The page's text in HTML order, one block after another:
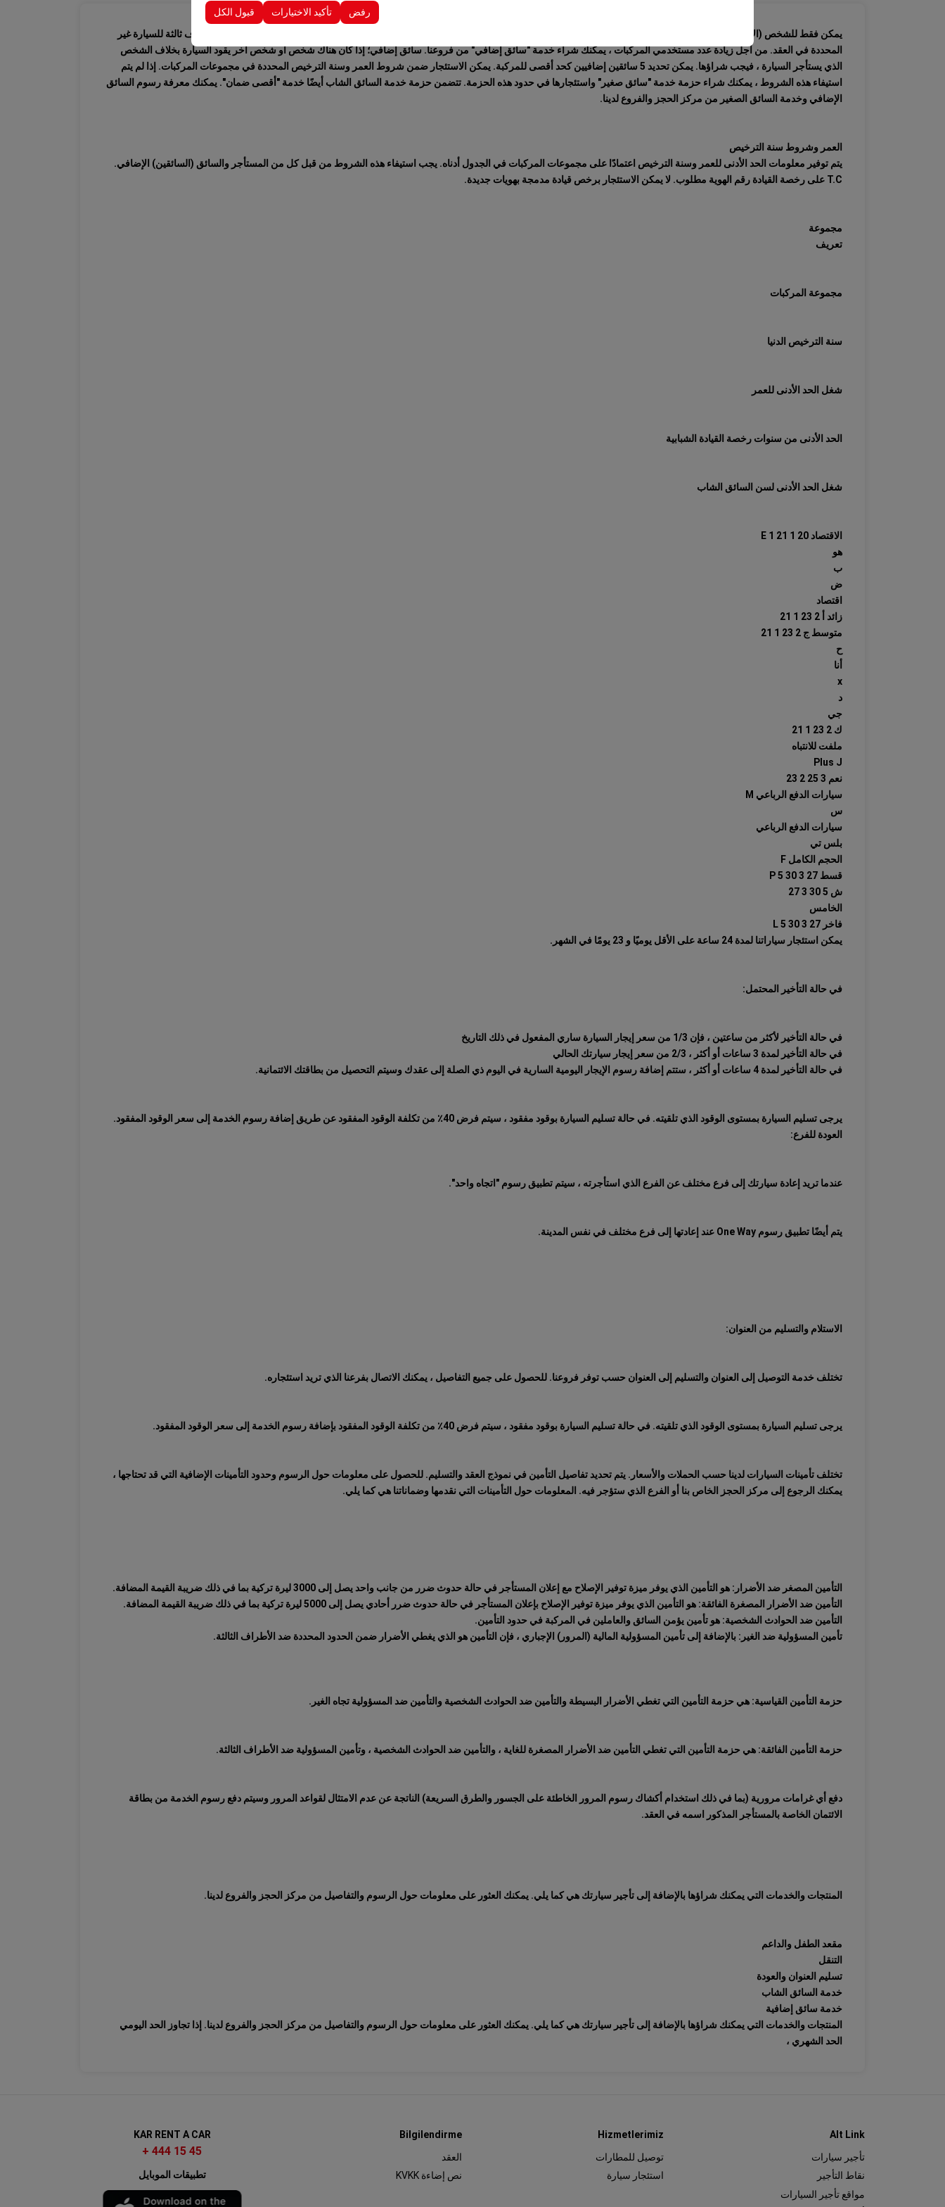
رفض تأكيد الاختيارات قبول الكل
يمكن فقط للشخص (الأشخاص) المحددين في نموذج العقد والتسليم استخدام السيارة التي استأجرتها. لا يوجد ضمان ضد الأضرار التي قد تحدث في حالة استخدام أطراف ثالثة للسيارة غير
المحددة في العقد. من أجل زيادة عدد مستخدمي المركبات ، يمكنك شراء خدمة "سائق إضافي" من فروعنا. سائق إضافي؛ إذا كان هناك شخص أو شخص آخر يقود السيارة بخلاف الشخص
الذي يستأجر السيارة ، فيجب شراؤها. يمكن تحديد 5 سائقين إضافيين كحد أقصى للمركبة. يمكن الاستئجار ضمن شروط العمر وسنة الترخيص المحددة في مجموعات المركبات. إذا لم يتم
استيفاء هذه الشروط ، يمكنك شراء حزمة خدمة "سائق صغير" واستئجارها في حدود هذه الحزمة. تتضمن حزمة خدمة السائق الشاب أيضًا خدمة "أقصى ضمان". يمكنك معرفة رسوم السائق
الإضافي وخدمة السائق الصغير من مركز الحجز والفروع لدينا.
العمر وشروط سنة الترخيص
يتم توفير معلومات الحد الأدنى للعمر وسنة الترخيص اعتمادًا على مجموعات المركبات في الجدول أدناه. يجب استيفاء هذه الشروط من قبل كل من المستأجر والسائق (السائقين) الإضافي.
T.C على رخصة القيادة رقم الهوية مطلوب. لا يمكن الاستئجار برخص قيادة مدمجة بهويات جديدة.
مجموعة
تعريف
مجموعة المركبات
سنة الترخيص الدنيا
شغل الحد الأدنى للعمر
الحد الأدنى من سنوات رخصة القيادة الشبابية
شغل الحد الأدنى لسن السائق الشاب
الاقتصاد E 1 21 1 20
هو
ب
ض
اقتصاد
زائد أ 2 23 1 21
متوسط ​​ج 2 23 1 21
ح
أنا
x
د
جي
ك 2 23 1 21
ملفت للانتباه
Plus J
نعم 3 25 2 23
سيارات الدفع الرباعي M
س
سيارات الدفع الرباعي
بلس تي
الحجم الكامل F
قسط P 5 30 3 27
ش 5 30 3 27
الخامس
فاخر L 5 30 3 27
يمكن استئجار سياراتنا لمدة 24 ساعة على الأقل يوميًا و 23 يومًا في الشهر.
في حالة التأخير المحتمل:
في حالة التأخير لأكثر من ساعتين ، فإن 1/3 من سعر إيجار السيارة ساري المفعول في ذلك التاريخ
في حالة التأخير لمدة 3 ساعات أو أكثر ، 2/3 من سعر إيجار سيارتك الحالي
في حالة التأخير لمدة 4 ساعات أو أكثر ، ستتم إضافة رسوم الإيجار اليومية السارية في اليوم ذي الصلة إلى عقدك وسيتم التحصيل من بطاقتك الائتمانية.
يرجى تسليم السيارة بمستوى الوقود الذي تلقيته. في حالة تسليم السيارة بوقود مفقود ، سيتم فرض 40٪ من تكلفة الوقود المفقود عن طريق إضافة رسوم الخدمة إلى سعر الوقود المفقود.
العودة للفرع:
عندما تريد إعادة سيارتك إلى فرع مختلف عن الفرع الذي استأجرته ، سيتم تطبيق رسوم "اتجاه واحد".
يتم أيضًا تطبيق رسوم One Way عند إعادتها إلى فرع مختلف في نفس المدينة.
الاستلام والتسليم من العنوان:
تختلف خدمة التوصيل إلى العنوان والتسليم إلى العنوان حسب توفر فروعنا. للحصول على جميع التفاصيل ، يمكنك الاتصال بفرعنا الذي تريد استئجاره.
يرجى تسليم السيارة بمستوى الوقود الذي تلقيته. في حالة تسليم السيارة بوقود مفقود ، سيتم فرض 40٪ من تكلفة الوقود المفقود بإضافة رسوم الخدمة إلى سعر الوقود المفقود.
تختلف تأمينات السيارات لدينا حسب الحملات والأسعار. يتم تحديد تفاصيل التأمين في نموذج العقد والتسليم. للحصول على معلومات حول الرسوم وحدود التأمينات الإضافية التي قد تحتاجها ،
يمكنك الرجوع إلى مركز الحجز الخاص بنا أو الفرع الذي ستؤجر فيه. المعلومات حول التأمينات التي نقدمها وضماناتنا هي كما يلي.
التأمين المصغر ضد الأضرار: هو التأمين الذي يوفر ميزة توفير الإصلاح مع إعلان المستأجر في حالة حدوث ضرر من جانب واحد يصل إلى 3000 ليرة تركية بما في ذلك ضريبة القيمة المضافة.
التأمين ضد الأضرار المصغرة الفائقة: هو التأمين الذي يوفر ميزة توفير الإصلاح بإعلان المستأجر في حالة حدوث ضرر أحادي يصل إلى 5000 ليرة تركية بما في ذلك ضريبة القيمة المضافة.
التأمين ضد الحوادث الشخصية: هو تأمين يؤمن السائق والعاملين في المركبة في حدود التأمين.
تأمين المسؤولية ضد الغير: بالإضافة إلى تأمين المسؤولية المالية (المرور) الإجباري ، فإن التأمين هو الذي يغطي الأضرار ضمن الحدود المحددة ضد الأطراف الثالثة.
حزمة التأمين القياسية: هي حزمة التأمين التي تغطي الأضرار البسيطة والتأمين ضد الحوادث الشخصية والتأمين ضد المسؤولية تجاه الغير.
حزمة التأمين الفائقة: هي حزمة التأمين التي تغطي التأمين ضد الأضرار المصغرة للغاية ، والتأمين ضد الحوادث الشخصية ، وتأمين المسؤولية ضد الأطراف الثالثة.
دفع أي غرامات مرورية (بما في ذلك استخدام أكشاك رسوم المرور الخاطئة على الجسور والطرق السريعة) الناتجة عن عدم الامتثال لقواعد المرور وسيتم دفع رسوم الخدمة من بطاقة
الائتمان الخاصة بالمستأجر المذكور اسمه في العقد.
المنتجات والخدمات التي يمكنك شراؤها بالإضافة إلى تأجير سيارتك هي كما يلي. يمكنك العثور على معلومات حول الرسوم والتفاصيل من مركز الحجز والفروع لدينا.
مقعد الطفل والداعم
التنقل
تسليم العنوان والعودة
خدمة السائق الشاب
خدمة سائق إضافية
المنتجات والخدمات التي يمكنك شراؤها بالإضافة إلى تأجير سيارتك هي كما يلي. يمكنك العثور على معلومات حول الرسوم والتفاصيل من مركز الحجز والفروع لدينا. إذا تجاوز الحد اليومي
الحد الشهري ،
Alt Link
تأجير سيارات
نقاط التأجير
مواقع تأجير السيارات
Hizmetlerimiz
توصيل للمطارات
استئجار سيارة
Bilgilendirme
العقد
نص إضاءة KVKK
KAR RENT A CAR
+ 444 15 45
تطبيقات الموبايل